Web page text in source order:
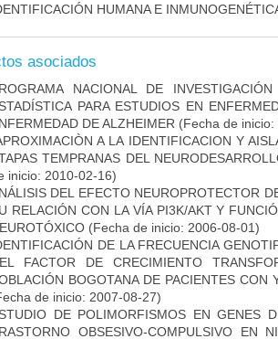
HUMANA E
asociados
NACIONAL DE
PARA ESTUDIOS EN
DE ALZHEIMER (Fecha de
A LA IDENTIFICACION Y
TEMPRANAS DEL
inicio: 2010-02-16)
DEL EFECTO NEUROPROTECTOR
RELACIÓN CON LA VÍA PI3K/AKT Y
(Fecha de inicio: 2006-08-01)
DE LA FRECUENCIA
FACTOR DE CRECIMIENTO
BOGOTANA DE PACIENTES CON
de inicio: 2007-08-27)
DE POLIMORFISMOS EN GENES
OBSESIVO-COMPULSIVO EN